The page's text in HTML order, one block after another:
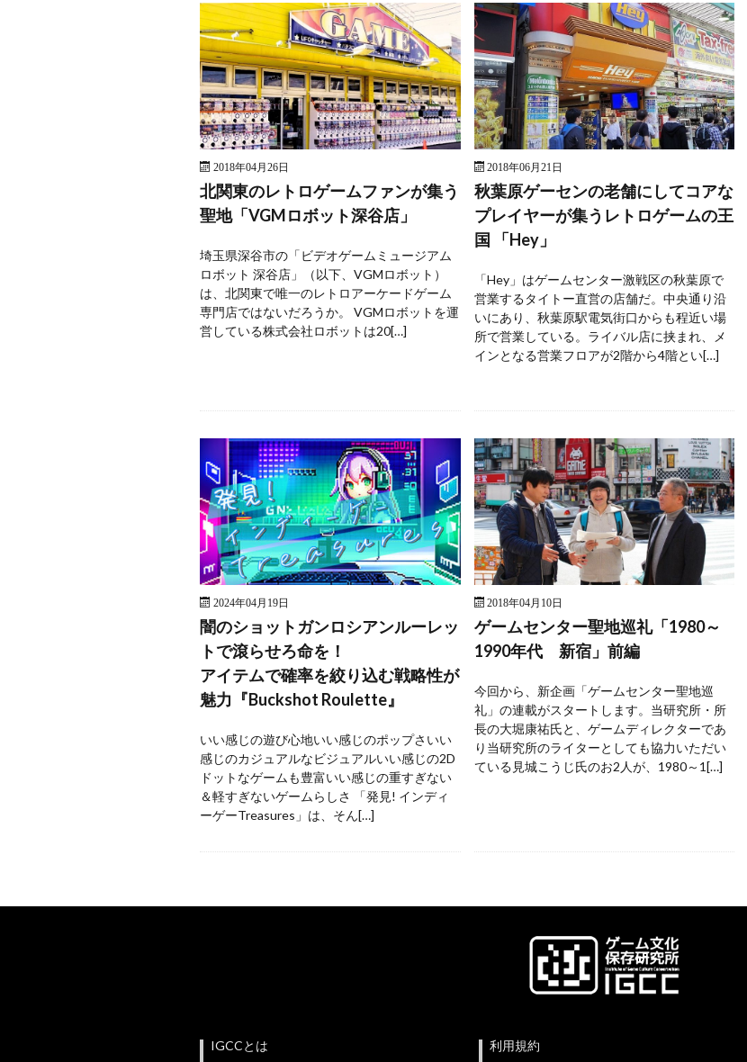
2018年04月26日
北関東のレトロゲームファンが集う
聖地「VGMロボット深谷店」
埼玉県深谷市の「ビデオゲームミュージアム
ロボット 深谷店」（以下、VGMロボット）
は、北関東で唯一のレトロアーケードゲーム
専門店ではないだろうか。 VGMロボットを運
営している株式会社ロボットは20[…]
2018年06月21日
秋葉原ゲーセンの老舗にしてコアな
プレイヤーが集うレトロゲームの王
国 「Hey」
「Hey」はゲームセンター激戦区の秋葉原で
営業するタイトー直営の店舗だ。中央通り沿
いにあり、秋葉原駅電気街口からも程近い場
所で営業している。ライバル店に挟まれ、メ
インとなる営業フロアが2階から4階とい[…]
2024年04月19日
闇のショットガンロシアンルーレッ
トで滾らせろ命を！
アイテムで確率を絞り込む戦略性が
魅力『Buckshot Roulette』
いい感じの遊び心地いい感じのポップさいい
感じのカジュアルなビジュアルいい感じの2D
ドットなゲームも豊富いい感じの重すぎない
＆軽すぎないゲームらしさ 「発見! インディ
ーゲーTreasures」は、そん[…]
2018年04月10日
ゲームセンター聖地巡礼「1980～
1990年代 新宿」前編
今回から、新企画「ゲームセンター聖地巡
礼」の連載がスタートします。当研究所・所
長の大堀康祐氏と、ゲームディレクターであ
り当研究所のライターとしても協力いただい
ている見城こうじ氏のお2人が、1980～1[…]
IGCCとは
利用規約